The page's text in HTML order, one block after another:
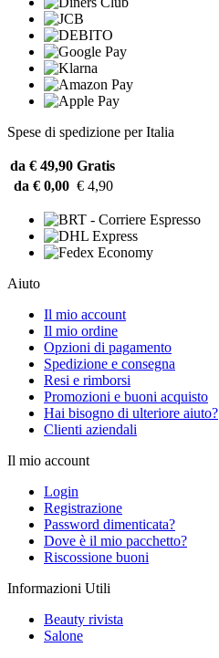
Spese di spedizione per Italia
da € 49,90 Gratis
da € 0,00 € 4,90
Aiuto
Il mio account
Il mio ordine
Opzioni di pagamento
Spedizione e consegna
Resi e rimborsi
Promozioni e buoni acquisto
Hai bisogno di ulteriore aiuto?
Clienti aziendali
Il mio account
Login
Registrazione
Password dimenticata?
Dove è il mio pacchetto?
Riscossione buoni
Informazioni Utili
Beauty rivista
Salone